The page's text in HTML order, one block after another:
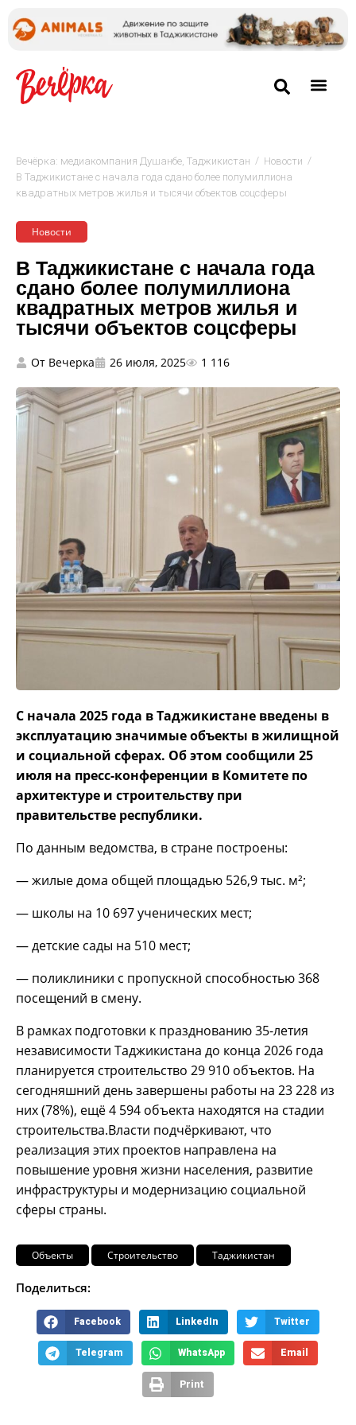
Вечёрка: медиакомпания Душанбе, Таджикистан / Новости /
В Таджикистане с начала года сдано более полумиллиона
квадратных метров жилья и тысячи объектов соцсферы
Новости
В Таджикистане с начала года
сдано более полумиллиона
квадратных метров жилья и
тысячи объектов соцсферы
От Вечерка 26 июля, 2025 1 116
С начала 2025 года в Таджикистане введены в
эксплуатацию значимые объекты в жилищной
и социальной сферах. Об этом сообщили 25
июля на пресс-конференции в Комитете по
архитектуре и строительству при
правительстве республики.
По данным ведомства, в стране построены:
— жилые дома общей площадью 526,9 тыс. м²;
— школы на 10 697 ученических мест;
— детские сады на 510 мест;
— поликлиники с пропускной способностью 368
посещений в смену.
В рамках подготовки к празднованию 35-летия
независимости Таджикистана до конца 2026 года
планируется строительство 29 910 объектов. На
сегодняшний день завершены работы на 23 228 из
них (78%), ещё 4 594 объекта находятся на стадии
строительства.Власти подчёркивают, что
реализация этих проектов направлена на
повышение уровня жизни населения, развитие
инфраструктуры и модернизацию социальной
сферы страны.
Объекты Строительство Таджикистан
Поделиться:
Facebook LinkedIn Twitter
Telegram WhatsApp Email
Print